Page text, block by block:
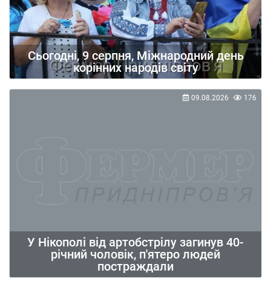
Сьогодні, 9 серпня, Міжнародний день
корінних народів світу
У Нікополі від артобстрілу загинув 40-
річний чоловік, п'ятеро людей
постраждали
09.08.2026 176